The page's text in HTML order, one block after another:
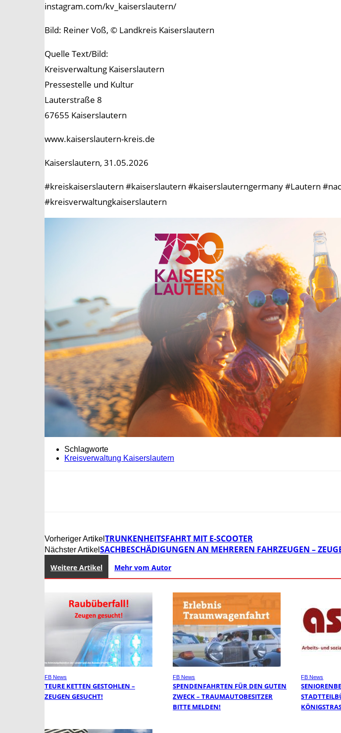
instagram.com/kv_kaiserslautern/
Bild: Reiner Voß, © Landkreis Kaiserslautern
Quelle Text/Bild:
Kreisverwaltung Kaiserslautern
Pressestelle und Kultur
Lauterstraße 8
67655 Kaiserslautern
www.kaiserslautern-kreis.de
Kaiserslautern, 31.05.2026
#kreiskaiserslautern #kaiserslautern #kaiserslauterngermany #Lautern
#kreisverwaltungkaiserslautern
Schlagworte
Kreisverwaltung Kaiserslautern
Vorheriger Artikel TRUNKENHEITSFAHRT MIT E-SCOOTER
Nächster Artikel SACHBESCHÄDIGUNGEN AN MEHREREN FAHRZEUGEN –
Weitere Artikel Mehr vom Autor
FB News
TEURE KETTEN GESTOHLEN –
ZEUGEN GESUCHT!
FB News
SPENDENFAHRTEN FÜR DEN GUTEN
ZWECK – TRAUMAUTOBESITZER
BITTE MELDEN!
FB News